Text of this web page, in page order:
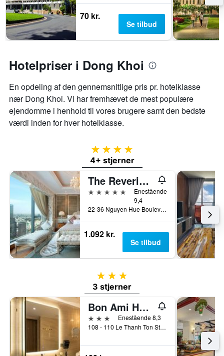
70 kr.
Se tilbud
Hotelpriser i Dong Khoi
En opdeling af den gennemsnitlige pris pr. hotelklasse
nær Dong Khoi. Vi har fremhævet de mest populære
ejendomme i henhold til vores brugere samt den bedste
værdi inden for hver hotelklasse.
4 stjerner
4+ stjerner
The Reverie Saigon
5 stjerner
Enestående
9,4
22-36 Nguyen Hue Boulevard, Ho Chi Minh-byen, Vietnam
1.092 kr.
Se tilbud
3 stjerner
3 stjerner
Bon Ami Hotel - Thiên Xuân
3 stjernerEnestående 8,3
108 - 110 Le Thanh Ton Street, Ho Chi Minh-byen, Vietnam